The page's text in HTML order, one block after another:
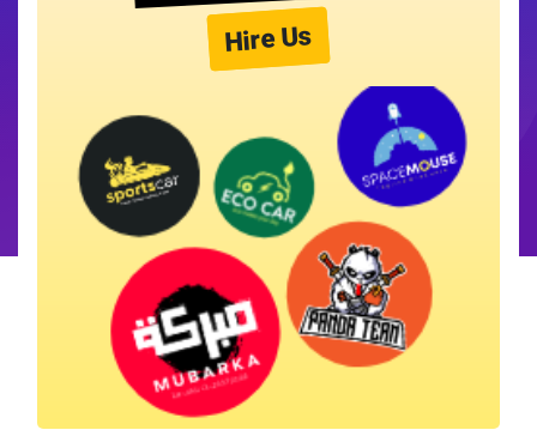
Hire Us